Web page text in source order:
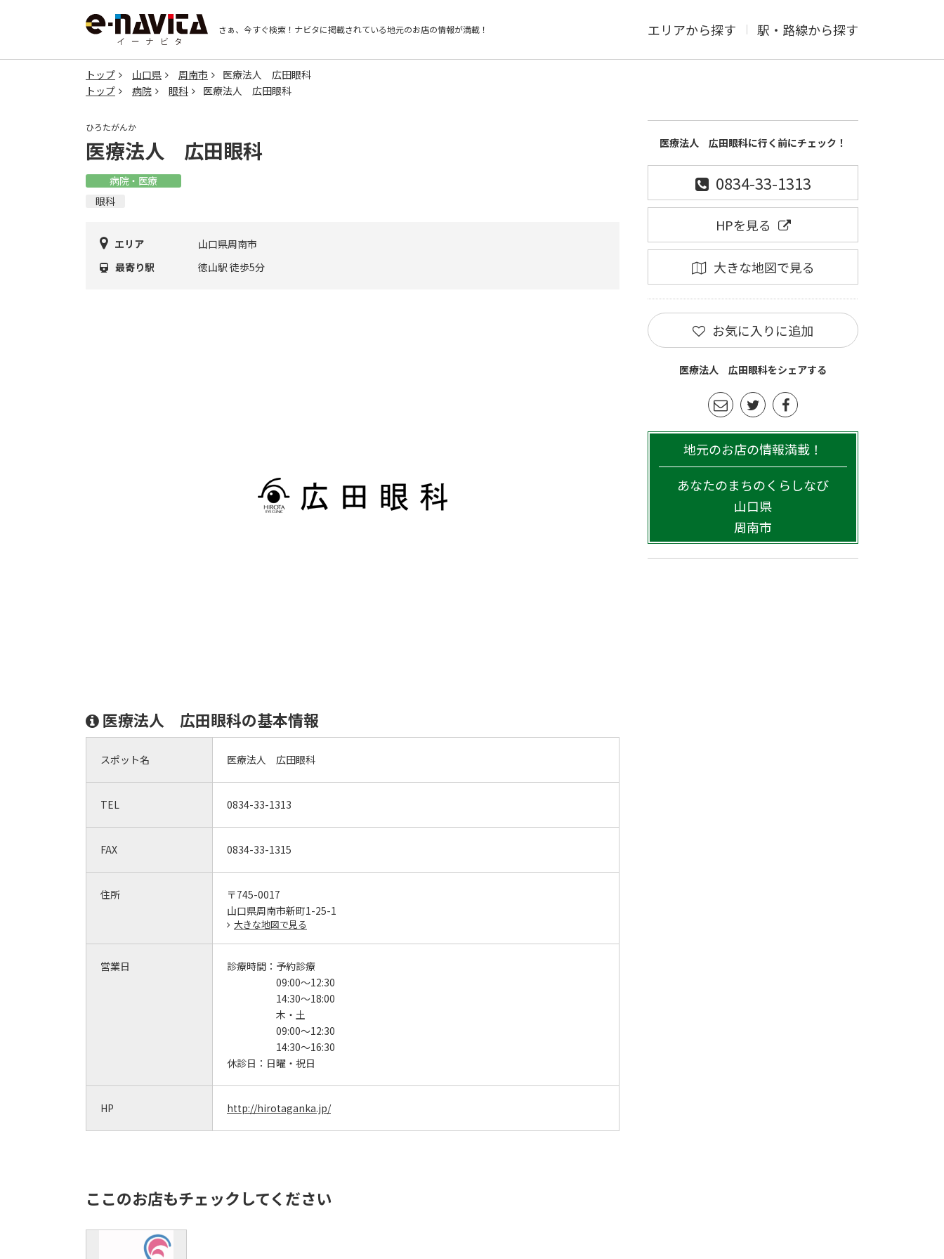
さぁ、今すぐ検索！ ナビタに掲載されている地元のお店の情報が満載！ エリアから探す 駅・路線から探す
トップ 山口県 周南市
医療法人 広田眼科
トップ
病院 眼科 医療法人 広田眼科
ひろたがんか
医療法人 広田眼科
病院・医療
眼科
エリア
山口県周南市
最寄り駅
徳山駅 徒歩5分
医療法人 広田眼科の基本情報
スポット名 医療法人 広田眼科
TEL 0834-33-1313
FAX 0834-33-1315
住所
〒745-0017
山口県周南市新町1-25-1
大きな地図で見る
営業日 診療時間： 予約診療
09:00～12:30
14:30～18:00
木・土
09:00～12:30
14:30～16:30
休診日： 日曜・祝日
HP http://hirotaganka.jp/
ここのお店もチェックしてください
医療法人 広田眼科に行く前にチェック！
0834-33-1313
HPを見る
大きな地図で見る
お気に入りに追加
医療法人 広田眼科をシェアする
地元のお店の情報満載！
あなたのまちのくらしなび
山口県
周南市